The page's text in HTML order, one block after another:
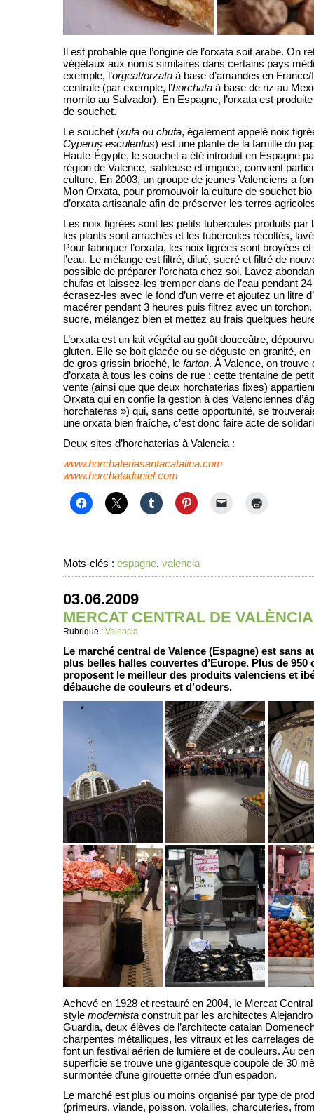
Il est probable que l’origine de l’orxata soit arabe. On
végétaux aux noms similaires dans certains pays
exemple, l’orgeat/orzata à base d’amandes en
centrale (par exemple, l’horchata à base de riz au
morrito au Salvador). En Espagne, l’orxata est
de souchet.
Le souchet (xufa ou chufa, également appelé noix
Cyperus esculentus) est une plante de la famille du
Haute-Égypte, le souchet a été introduit en Espagne
région de Valence, sableuse et irriguée, convient
culture. En 2003, un groupe de jeunes Valenciens a
Mon Orxata, pour promouvoir la culture de souchet
d’orxata artisanale afin de préserver les terres
Les noix tigrées sont les petits tubercules produits par
les plants sont arrachés et les tubercules récoltés,
Pour fabriquer l’orxata, les noix tigrées sont broyées
l’eau. Le mélange est filtré, dilué, sucré et filtré de
possible de préparer l’orchata chez soi. Lavez
chufas et laissez-les tremper dans de l’eau pendant
écrasez-les avec le fond d’un verre et ajoutez un litre
macérer pendant 3 heures puis filtrez avec un
sucre, mélangez bien et mettez au frais quelques
L’orxata est un lait végétal au goût douceâtre,
gluten. Elle se boit glacée ou se déguste en granité,
de gros grissin brioché, le farton. À Valence, on trouve
d’orxata à tous les coins de rue : cette trentaine de
vente (ainsi que que deux horchaterias fixes)
Orxata qui en confie la gestion à des Valenciennes
horchateras ») qui, sans cette opportunité, se
une orxata bien fraîche, c’est donc faire acte de
Deux sites d’horchaterias à Valencia :
www.horchateriasantacatalina.com
www.horchatadaniel.com
Mots-clés : espagne, valencia
03.06.2009
MERCAT CENTRAL DE VALÈNCIA
Rubrique : Valencia
Le marché central de Valence (Espagne) est sans
plus belles halles couvertes d’Europe. Plus de 950
proposent le meilleur des produits valenciens et
débauche de couleurs et d’odeurs.
Achevé en 1928 et restauré en 2004, le Mercat
style modernista construit par les architectes
Guardia, deux élèves de l’architecte catalan
charpentes métalliques, les vitraux et les carrelages
font un festival aérien de lumière et de couleurs. Au
superficie se trouve une gigantesque coupole de 30
surmontée d’une girouette ornée d’un espadon.
Le marché est plus ou moins organisé par type de
(primeurs, viande, poisson, volailles, charcuteries,